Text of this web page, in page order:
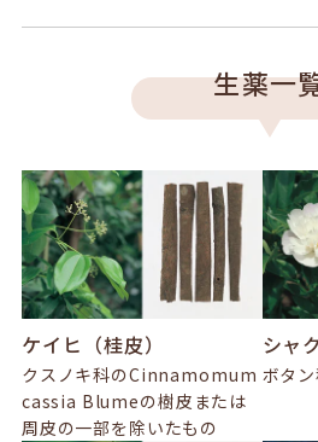
生薬一
ケイヒ（桂皮）
クスノキ科のCinnamomum
cassia Blumeの樹皮または
周皮の一部を除いたもの
シャ
ボタ